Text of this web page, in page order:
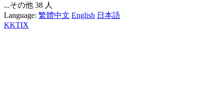
...その他 38 人
Language: 繁體中文 English 日本語
KKTIX